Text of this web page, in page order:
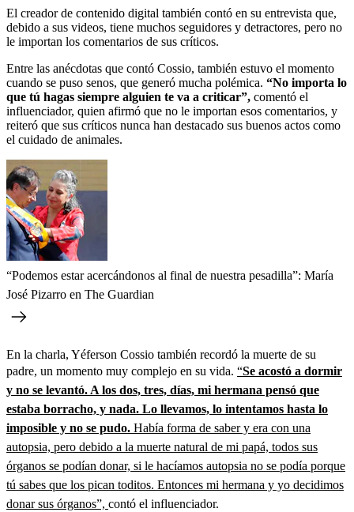
El creador de contenido digital también contó en su entrevista que,
debido a sus videos, tiene muchos seguidores y detractores, pero no
le importan los comentarios de sus críticos.
Entre las anécdotas que contó Cossio, también estuvo el momento
cuando se puso senos, que generó mucha polémica. “No importa lo
que tú hagas siempre alguien te va a criticar”, comentó el
influenciador, quien afirmó que no le importan esos comentarios, y
reiteró que sus críticos nunca han destacado sus buenos actos como
el cuidado de animales.
“Podemos estar acercándonos al final de nuestra pesadilla”: María
José Pizarro en The Guardian
En la charla, Yéferson Cossio también recordó la muerte de su
padre, un momento muy complejo en su vida. “Se acostó a dormir
y no se levantó. A los dos, tres, días, mi hermana pensó que
estaba borracho, y nada. Lo llevamos, lo intentamos hasta lo
imposible y no se pudo. Había forma de saber y era con una
autopsia, pero debido a la muerte natural de mi papá, todos sus
órganos se podían donar, si le hacíamos autopsia no se podía porque
tú sabes que los pican toditos. Entonces mi hermana y yo decidimos
donar sus órganos”, contó el influenciador.